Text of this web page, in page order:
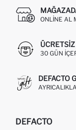
ONLINE AL
30 GÜN
DEFACTO
DEFACTO